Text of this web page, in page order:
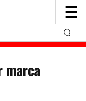
☰
marca